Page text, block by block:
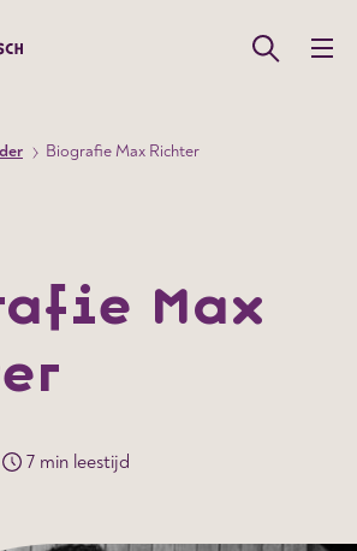
Biografie Max Richter
Max
7 min leestijd